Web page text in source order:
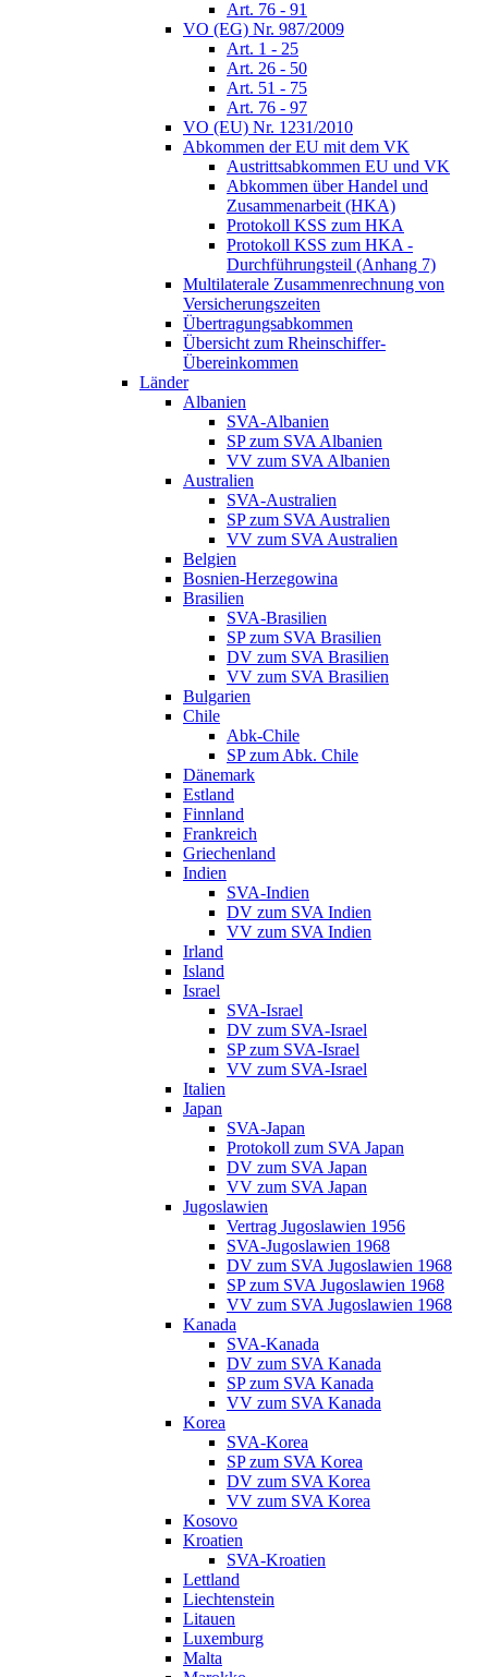
Art. 76 - 91
VO (EG) Nr. 987/2009
Art. 1 - 25
Art. 26 - 50
Art. 51 - 75
Art. 76 - 97
VO (EU) Nr. 1231/2010
Abkommen der EU mit dem VK
Austrittsabkommen EU und VK
Abkommen über Handel und
Zusammenarbeit (HKA)
Protokoll KSS zum HKA
Protokoll KSS zum HKA -
Durchführungsteil (Anhang 7)
Multilaterale Zusammenrechnung von
Versicherungszeiten
Übertragungsabkommen
Übersicht zum Rheinschiffer-
Übereinkommen
Länder
Albanien
SVA-Albanien
SP zum SVA Albanien
VV zum SVA Albanien
Australien
SVA-Australien
SP zum SVA Australien
VV zum SVA Australien
Belgien
Bosnien-Herzegowina
Brasilien
SVA-Brasilien
SP zum SVA Brasilien
DV zum SVA Brasilien
VV zum SVA Brasilien
Bulgarien
Chile
Abk-Chile
SP zum Abk. Chile
Dänemark
Estland
Finnland
Frankreich
Griechenland
Indien
SVA-Indien
DV zum SVA Indien
VV zum SVA Indien
Irland
Island
Israel
SVA-Israel
DV zum SVA-Israel
SP zum SVA-Israel
VV zum SVA-Israel
Italien
Japan
SVA-Japan
Protokoll zum SVA Japan
DV zum SVA Japan
VV zum SVA Japan
Jugoslawien
Vertrag Jugoslawien 1956
SVA-Jugoslawien 1968
DV zum SVA Jugoslawien 1968
SP zum SVA Jugoslawien 1968
VV zum SVA Jugoslawien 1968
Kanada
SVA-Kanada
DV zum SVA Kanada
SP zum SVA Kanada
VV zum SVA Kanada
Korea
SVA-Korea
SP zum SVA Korea
DV zum SVA Korea
VV zum SVA Korea
Kosovo
Kroatien
SVA-Kroatien
Lettland
Liechtenstein
Litauen
Luxemburg
Malta